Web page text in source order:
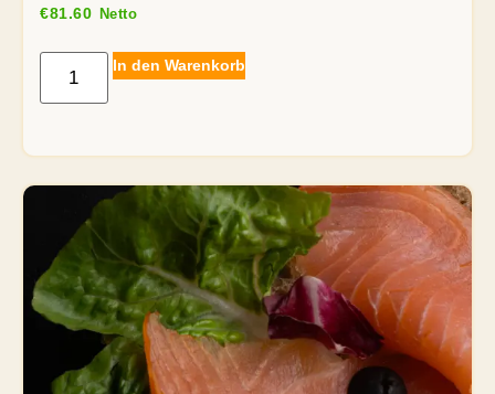
€81.60 Netto
In den Warenkorb